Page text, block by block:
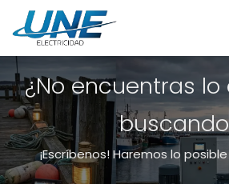
¿No encuentras
¡Escríbenos! Haremos lo